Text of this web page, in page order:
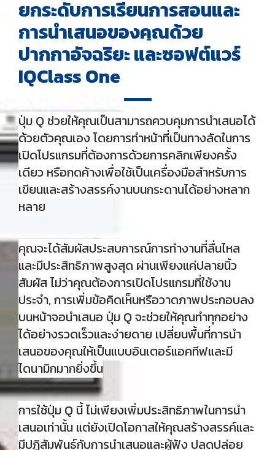
ยกระดับการเรียนการสอนและ
การนำเสนอของคุณด้วย
ปากกาอัจฉริยะ และซอฟต์แวร์
IQClass One
ปุ่ม Q ช่วยให้คุณเป็นสามารถควบคุมการนำเสนอได้
ด้วยตัวคุณเอง โดยการทำหน้าที่เป็นทางลัดในการ
เปิดโปรแกรมที่ต้องการด้วยการคลิกเพียงครั้ง
เดียว หรือกดค้างเพื่อใช้เป็นเครื่องมือสำหรับการ
เขียนและสร้างสรรค์งานบนกระดานได้อย่างหลาก
หลาย
คุณจะได้สัมผัสประสบการณ์การทำงานที่ลื่นไหล
และมีประสิทธิภาพสูงสุด ผ่านเพียงแค่ปลายนิ้ว
สัมผัส ไม่ว่าคุณต้องการเปิดโปรแกรมที่ใช้งาน
ประจำ, การเพิ่มข้อคิดเห็นหรือวาดภาพประกอบลง
บนหน้าจอนำเสนอ ปุ่ม Q จะช่วยให้คุณทำทุกอย่าง
ได้อย่างรวดเร็วและง่ายดาย เปลี่ยนพื้นที่การนำ
เสนอของคุณให้เป็นแบบอินเตอร์แอคทีฟและมี
ไดนามิกมากยิ่งขึ้น
การใช้ปุ่ม Q นี้ ไม่เพียงเพิ่มประสิทธิภาพในการนำ
เสนอเท่านั้น แต่ยังเปิดโอกาสให้คุณสร้างสรรค์และ
มีปฏิสัมพันธ์กับการนำเสนอและผู้ฟัง ปลดปล่อย